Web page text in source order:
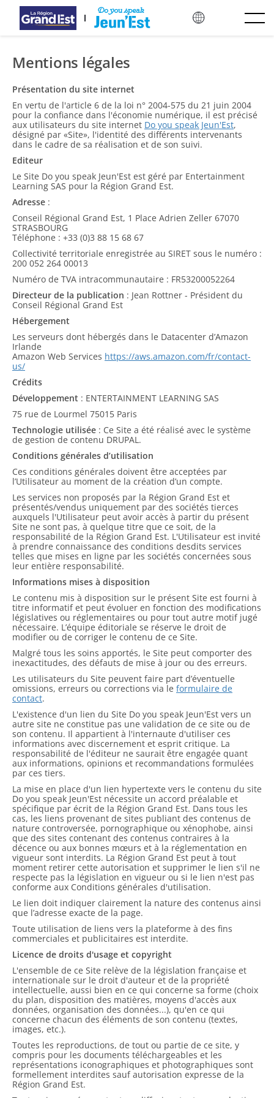
Mergi direct la conținutul principal
Mentions légales
Présentation du site internet
En vertu de l'article 6 de la loi n° 2004-575 du 21 juin 2004
pour la confiance dans l'économie numérique, il est précisé
aux utilisateurs du site internet Do you speak Jeun'Est,
désigné par «Site», l'identité des différents intervenants
dans le cadre de sa réalisation et de son suivi.
Editeur
Le Site Do you speak Jeun'Est est géré par Entertainment
Learning SAS pour la Région Grand Est.
Adresse :
Conseil Régional Grand Est, 1 Place Adrien Zeller 67070
STRASBOURG
Téléphone : +33 (0)3 88 15 68 67
Collectivité territoriale enregistrée au SIRET sous le numéro :
200 052 264 00013
Numéro de TVA intracommunautaire : FR53200052264
Directeur de la publication : Jean Rottner - Président du
Conseil Régional Grand Est
Hébergement
Les serveurs dont hébergés dans le Datacenter d’Amazon
Irlande
Amazon Web Services https://aws.amazon.com/fr/contact-
us/
Crédits
Développement : ENTERTAINMENT LEARNING SAS
75 rue de Lourmel 75015 Paris
Technologie utilisée : Ce Site a été réalisé avec le système
de gestion de contenu DRUPAL.
Conditions générales d’utilisation
Ces conditions générales doivent être acceptées par
l’Utilisateur au moment de la création d’un compte.
Les services non proposés par la Région Grand Est et
présentés/vendus uniquement par des sociétés tierces
auxquels l'Utilisateur peut avoir accès à partir du présent
Site ne sont pas, à quelque titre que ce soit, de la
responsabilité de la Région Grand Est. L'Utilisateur est invité
à prendre connaissance des conditions desdits services
telles que mises en ligne par les sociétés concernées sous
leur entière responsabilité.
Informations mises à disposition
Le contenu mis à disposition sur le présent Site est fourni à
titre informatif et peut évoluer en fonction des modifications
législatives ou réglementaires ou pour tout autre motif jugé
nécessaire. L’équipe éditoriale se réserve le droit de
modifier ou de corriger le contenu de ce Site.
Malgré tous les soins apportés, le Site peut comporter des
inexactitudes, des défauts de mise à jour ou des erreurs.
Les utilisateurs du Site peuvent faire part d’éventuelle
omissions, erreurs ou corrections via le formulaire de
contact.
L'existence d'un lien du Site Do you speak Jeun'Est vers un
autre site ne constitue pas une validation de ce site ou de
son contenu. Il appartient à l'internaute d'utiliser ces
informations avec discernement et esprit critique. La
responsabilité de l'éditeur ne saurait être engagée quant
aux informations, opinions et recommandations formulées
par ces tiers.
La mise en place d'un lien hypertexte vers le contenu du site
Do you speak Jeun'Est nécessite un accord préalable et
spécifique par écrit de la Région Grand Est. Dans tous les
cas, les liens provenant de sites publiant des contenus de
nature controversée, pornographique ou xénophobe, ainsi
que des sites contenant des contenus contraires à la
décence ou aux bonnes mœurs et à la réglementation en
vigueur sont interdits. La Région Grand Est peut à tout
moment retirer cette autorisation et supprimer le lien s'il ne
respecte pas la législation en vigueur ou si le lien n'est pas
conforme aux Conditions générales d'utilisation.
Le lien doit indiquer clairement la nature des contenus ainsi
que l’adresse exacte de la page.
Toute utilisation de liens vers la plateforme à des fins
commerciales et publicitaires est interdite.
Licence de droits d'usage et copyright
L'ensemble de ce Site relève de la législation française et
internationale sur le droit d'auteur et de la propriété
intellectuelle, aussi bien en ce qui concerne sa forme (choix
du plan, disposition des matières, moyens d'accès aux
données, organisation des données...), qu'en ce qui
concerne chacun des éléments de son contenu (textes,
images, etc.).
Toutes les reproductions, de tout ou partie de ce site, y
compris pour les documents téléchargeables et les
représentations iconographiques et photographiques sont
formellement interdites sauf autorisation expresse de la
Région Grand Est.